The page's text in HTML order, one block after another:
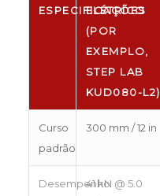
ESPECIFICAÇÕES
ELÉTRICO
(POR
EXEMPLO,
STEP LAB
KUD080-L2)
Curso
padrão
300 mm / 12 in
Desempenho41 kN @ 5.0